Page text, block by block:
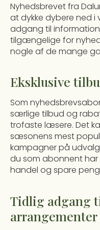
Nyhedsbrevet fra
at dykke dybere ned i
adgang til
tilgængelige for
nogle af de mange
Eksklusive
Som
særlige tilbud og
trofaste læsere. Det
sæsonens mest
kampagner på
du som abonnent
handel og spare
Tidlig adgang
arrangementer